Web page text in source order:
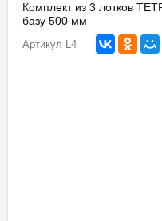
Комплект из 3 лотков
базу 500 мм
Артикул L4